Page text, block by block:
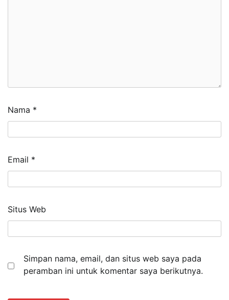
Nama *
Email *
Situs Web
Simpan nama, email, dan situs web saya pada
peramban ini untuk komentar saya berikutnya.